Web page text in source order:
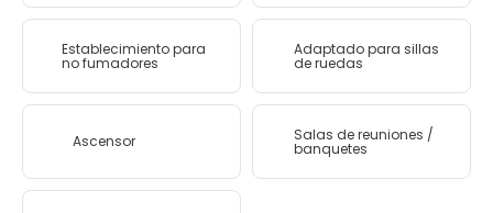
Establecimiento para
no fumadores
Adaptado para sillas
de ruedas
Ascensor Salas de reuniones /
banquetes